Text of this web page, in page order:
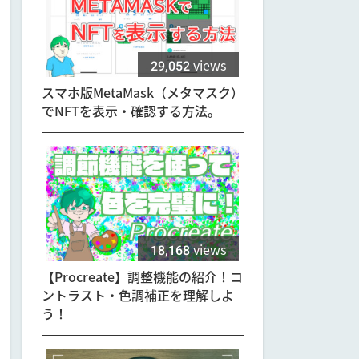
29,052views
スマホ版MetaMask（メタマスク）
でNFTを表示・確認する方法。
18,168views
【Procreate】調整機能の紹介！コ
ントラスト・色調補正を理解しよ
う！